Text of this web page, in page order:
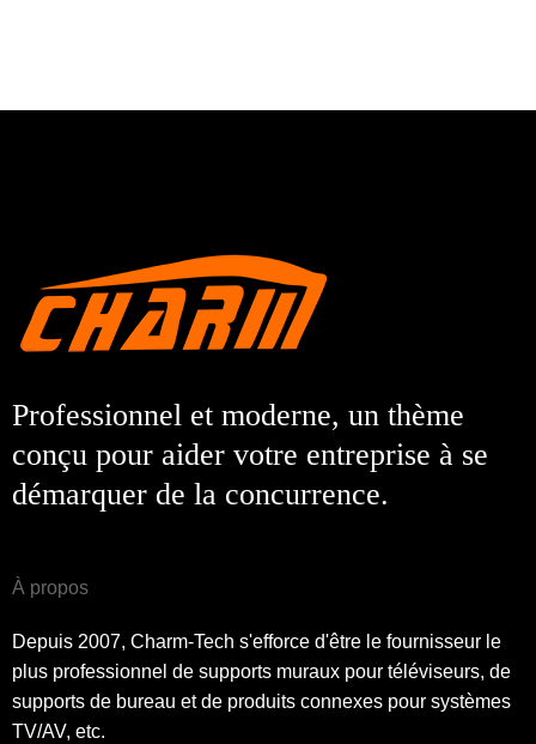
Professionnel et moderne, un thème
conçu pour aider votre entreprise à se
démarquer de la concurrence.
À propos
Depuis 2007, Charm-Tech s'efforce d'être le fournisseur le
plus professionnel de supports muraux pour téléviseurs, de
supports de bureau et de produits connexes pour systèmes
TV/AV, etc.